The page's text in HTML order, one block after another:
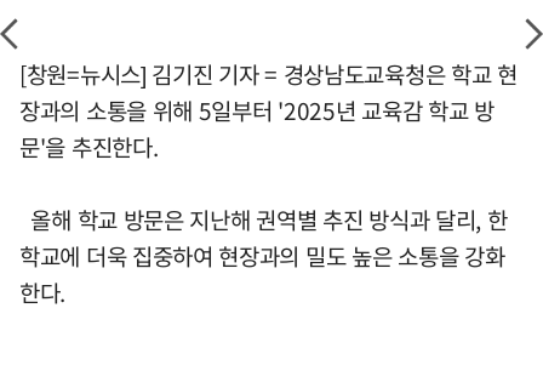
[창원=뉴시스] 김기진 기자 = 경상남도교육청은 학교 현
장과의 소통을 위해 5일부터 '2025년 교육감 학교 방
문'을 추진한다.
올해 학교 방문은 지난해 권역별 추진 방식과 달리, 한
학교에 더욱 집중하여 현장과의 밀도 높은 소통을 강화
한다.